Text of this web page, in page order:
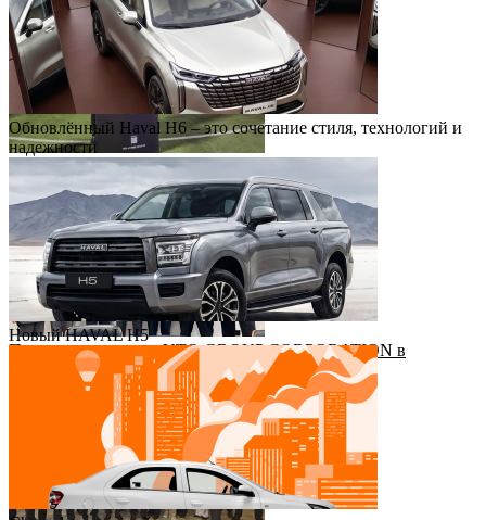
Футбольный драйв с Haval Virazh!
Приезд руководства YTO GROUP CORPORATION в
Казахстан
Обновлённый Haval H6 – это сочетание стиля, технологий и
надежности
Новый HAVAL H5